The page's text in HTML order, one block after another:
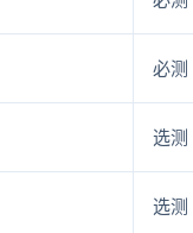
必测
选测
选测